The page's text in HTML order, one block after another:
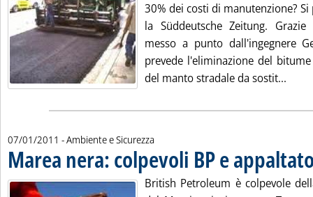
30% dei costi di manutenzione?
la Süddeutsche Zeitung.
messo a punto dall'ingegnere
prevede l'eliminazione del
del manto stradale da sostit...
07/01/2011 - Ambiente e Sicurezza
Marea nera: colpevoli BP e
British Petroleum è colpevole